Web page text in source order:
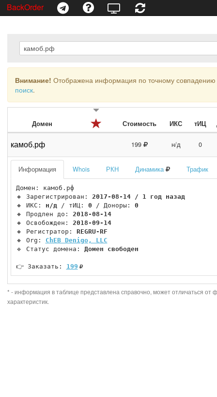
BackOrder
Внимание! Отображена информация по точному
поиск.
Домен Стоимость ИКС тИЦ
камоб.рф 199 н/д 0
Информация Whois РКН Динамика Трафик
Домен: камоб.рф
🔸 Зарегистрирован: 2017-08-14 / 1 год назад
🔸 ИКС: н/д / тИЦ: 0 / Доноры: 0
🔸 Продлен до: 2018-08-14
🔸 Освобожден: 2018-09-14
🔸 Регистратор: REGRU-RF
🔸 Org: ChEB Denigo, LLC
🔹 Статус домена: Домен свободен
👉 Заказать: 199
* - информация в таблице представлена справочно, может отличаться от
характеристик.